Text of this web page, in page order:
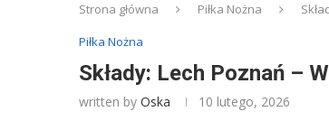
Strona główna Piłka Nożna
Piłka Nożna
Składy: Lech Poznań –
written by Oska 10 lutego, 2026